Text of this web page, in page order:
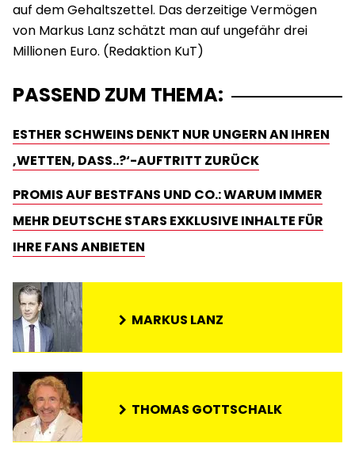
auf dem Gehaltszettel. Das derzeitige Vermögen
von Markus Lanz schätzt man auf ungefähr drei
Millionen Euro. (Redaktion KuT)
PASSEND ZUM THEMA:
ESTHER SCHWEINS DENKT NUR UNGERN AN IHREN
‚WETTEN, DASS..?‘-AUFTRITT ZURÜCK
PROMIS AUF BESTFANS UND CO.: WARUM IMMER
MEHR DEUTSCHE STARS EXKLUSIVE INHALTE FÜR
IHRE FANS ANBIETEN
MARKUS LANZ
THOMAS GOTTSCHALK